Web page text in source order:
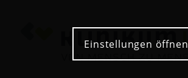
Einstellungen öffnen